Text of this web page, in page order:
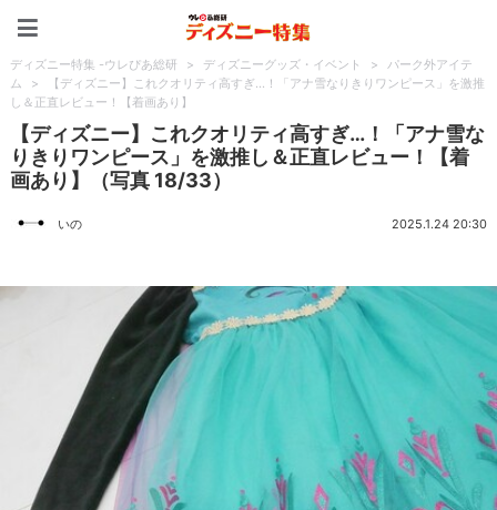
ディズニー特集 -ウレぴあ総研 > ディズニーグッズ・イベント >
パーク外アイテ
ム
>
【ディズニー】これクオリティ高すぎ…！「アナ雪なりきりワンピース」を激推
し＆正直レビュー！【着画あり】
【ディズニー】これクオリティ高すぎ…！「アナ雪な
りきりワンピース」を激推し＆正直レビュー！【着
画あり】（写真 18/33）
いの 2025.1.24 20:30